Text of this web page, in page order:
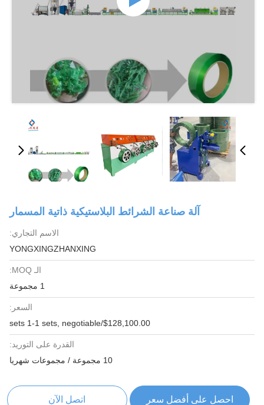
آلة صناعة الشرائط البلاستيكية ذاتية المسمار
الاسم التجاري:
YONGXINGZHANXING
الـ MOQ:
1 مجموعة
السعر:
$128,100.00/sets 1-1 sets, negotiable
القدرة على التوريد:
10 مجموعة / مجموعات شهريا
احصل على أفضل سعر اتصل الآن